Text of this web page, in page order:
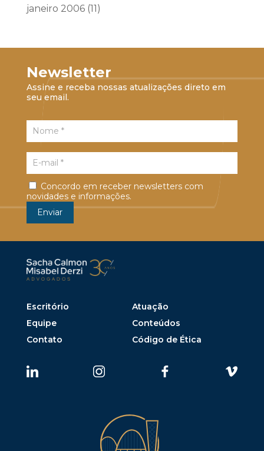
janeiro 2006(11)
Newsletter
Assine e receba nossas atualizações direto em
seu email.
Concordo em receber newsletters com
novidades e informações.
Escritório
Atuação
Equipe
Conteúdos
Contato
Código de Ética